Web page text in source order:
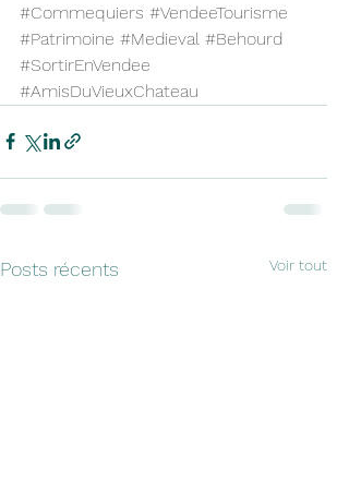
#Commequiers #VendeeTourisme
#Patrimoine #Medieval #Behourd
#SortirEnVendee
#AmisDuVieuxChateau
Posts récents Voir tout